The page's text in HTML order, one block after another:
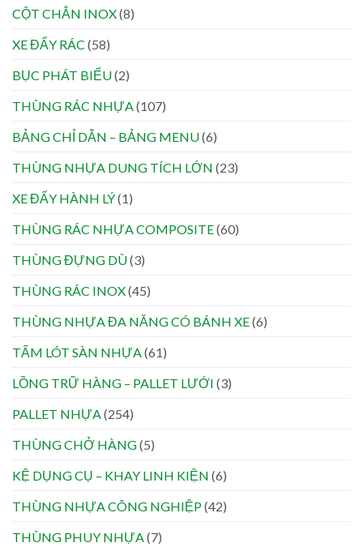
CỘT CHẮN INOX(8)
XE ĐẨY RÁC (58)
BỤC PHÁT BIỂU(2)
THÙNG RÁC NHỰA(107)
BẢNG CHỈ DẪN – BẢNG MENU(6)
THÙNG NHỰA DUNG TÍCH LỚN (23)
XE ĐẨY HÀNH LÝ(1)
THÙNG RÁC NHỰA COMPOSITE(60)
THÙNG ĐỰNG DÙ(3)
THÙNG RÁC INOX(45)
THÙNG NHỰA ĐA NĂNG CÓ BÁNH XE(6)
TẤM LÓT SÀN NHỰA(61)
LỒNG TRỮ HÀNG – PALLET LƯỚI (3)
PALLET NHỰA(254)
THÙNG CHỞ HÀNG(5)
KỆ DỤNG CỤ – KHAY LINH KIỆN (6)
THÙNG NHỰA CÔNG NGHIỆP(42)
THÙNG PHUY NHỰA(7)